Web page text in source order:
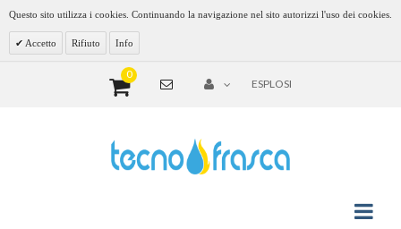
Questo sito utilizza i cookies. Continuando la navigazione nel sito autorizzi l'uso dei cookies.
Accetto Rifiuto Info
0
ESPLOSI